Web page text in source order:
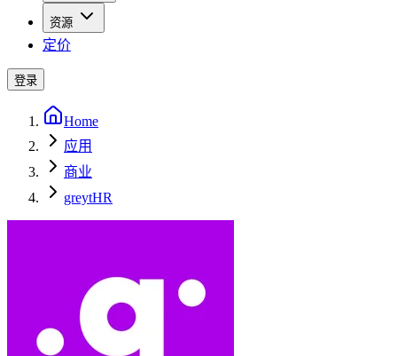
资源
定价
登录
Home
应用
商业
greytHR